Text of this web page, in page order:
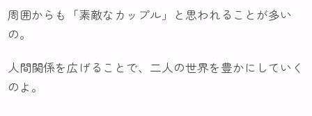
周囲からも「素敵なカップル」と思われることが多い
の。
人間関係を広げることで、二人の世界を豊かにしていく
のよ。